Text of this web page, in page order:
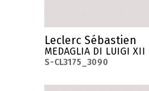
Leclerc Sébastien
MEDAGLIA DI LUIGI XII
S-CL3175_3090